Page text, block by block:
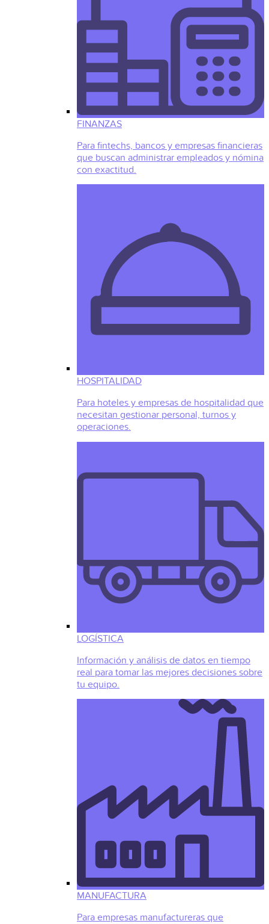
FINANZAS
Para fintechs, bancos y empresas financieras
que buscan administrar empleados y nómina
con exactitud.
HOSPITALIDAD
Para hoteles y empresas de hospitalidad que
necesitan gestionar personal, turnos y
operaciones.
LOGÍSTICA
Información y análisis de datos en tiempo
real para tomar las mejores decisiones sobre
tu equipo.
MANUFACTURA
Para empresas manufactureras que